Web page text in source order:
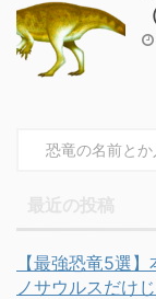
【最強恐竜5選
ノサウルスだけ